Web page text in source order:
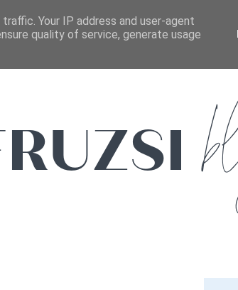
EMAILYour IP address and user-agent
quality of service, generate usage